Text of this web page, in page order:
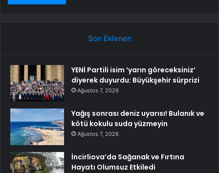
Son Eklenen
YENİ Partili isim ‘yarın göreceksiniz’
diyerek duyurdu: Büyükşehir sürprizi
Ağustos 7, 2026
Yağış sonrası deniz uyarısı! Bulanık ve
kötü kokulu suda yüzmeyin
Ağustos 7, 2026
İncirliova’da Sağanak ve Fırtına
Hayatı Olumsuz Etkiledi